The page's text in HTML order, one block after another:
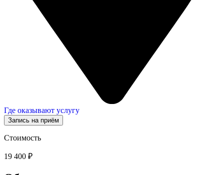
Где оказывают услугу
Запись на приём
Стоимость
19 400 ₽